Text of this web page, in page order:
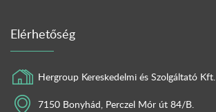
Elérhetőség
Hergroup Kereskedelmi és Szolgáltató Kft.
7150 Bonyhád, Perczel Mór út 84/B.